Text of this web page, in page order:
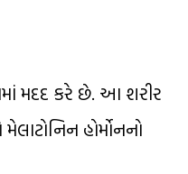
મદદ કરે છે. આ શરીર
હોર્મોનનો